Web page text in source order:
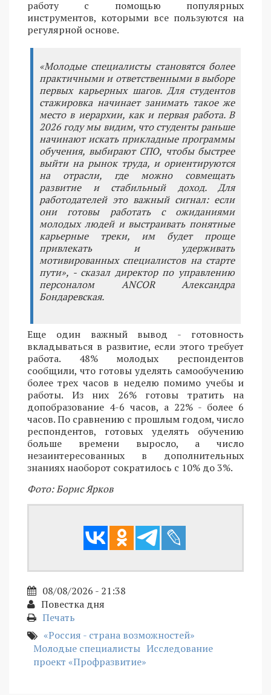
работу с помощью популярных
инструментов, которыми все пользуются на
регулярной основе.
«Молодые специалисты становятся более
практичными и ответственными в выборе
первых карьерных шагов. Для студентов
стажировка начинает занимать такое же
место в иерархии, как и первая работа. В
2026 году мы видим, что студенты раньше
начинают искать прикладные программы
обучения, выбирают СПО, чтобы быстрее
выйти на рынок труда, и ориентируются
на отрасли, где можно совмещать
развитие и стабильный доход. Для
работодателей это важный сигнал: если
они готовы работать с ожиданиями
молодых людей и выстраивать понятные
карьерные треки, им будет проще
привлекать и удерживать
мотивированных специалистов на старте
пути», - сказал директор по управлению
персоналом ANCOR Александра
Бондаревская.
Еще один важный вывод - готовность
вкладываться в развитие, если этого требует
работа. 48% молодых респондентов
сообщили, что готовы уделять самообучению
более трех часов в неделю помимо учебы и
работы. Из них 26% готовы тратить на
допобразование 4-6 часов, а 22% - более 6
часов. По сравнению с прошлым годом, число
респондентов, готовых уделять обучению
больше времени выросло, а число
незаинтересованных в дополнительных
знаниях наоборот сократилось с 10% до 3%.
Фото: Борис Ярков
08/08/2026 - 21:38
Повестка дня
Печать
«Россия - страна возможностей»
Молодые специалисты Исследование
проект «Профразвитие»